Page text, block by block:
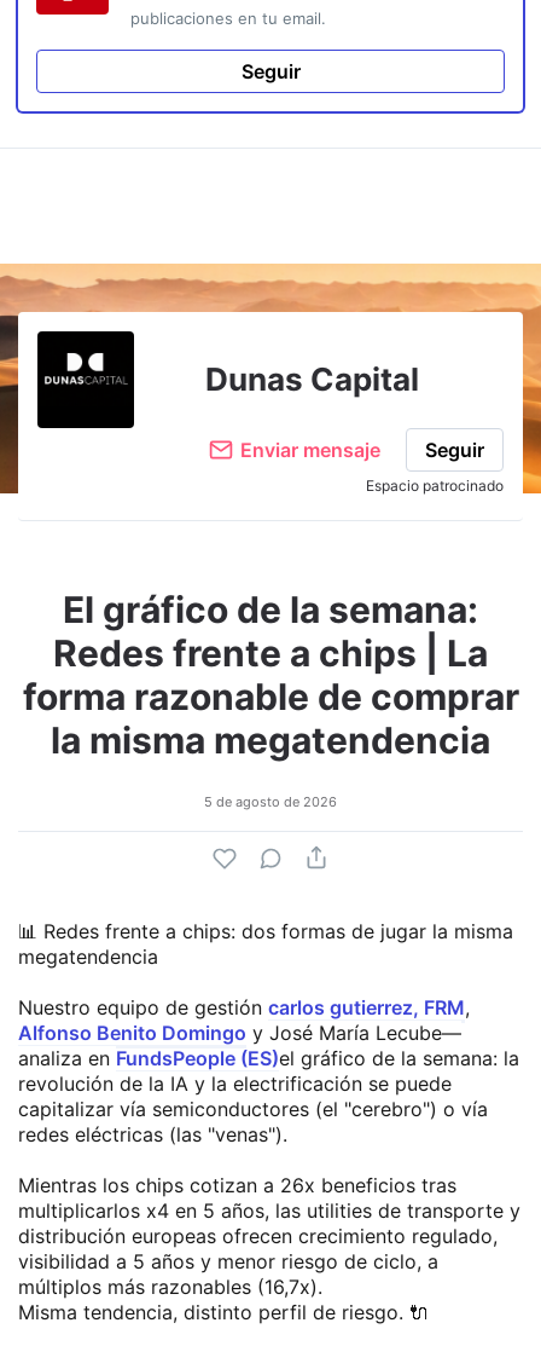
publicaciones en tu email.
Seguir
Dunas Capital
Enviar mensaje Seguir
Espacio patrocinado
El gráfico de la semana:
Redes frente a chips | La
forma razonable de comprar
la misma megatendencia
5 de agosto de 2026
📊 Redes frente a chips: dos formas de jugar la misma
megatendencia
Nuestro equipo de gestión carlos gutierrez, FRM,
Alfonso Benito Domingo y José María Lecube—
analiza en FundsPeople (ES)el gráfico de la semana: la
revolución de la IA y la electrificación se puede
capitalizar vía semiconductores (el "cerebro") o vía
redes eléctricas (las "venas").
Mientras los chips cotizan a 26x beneficios tras
multiplicarlos x4 en 5 años, las utilities de transporte y
distribución europeas ofrecen crecimiento regulado,
visibilidad a 5 años y menor riesgo de ciclo, a
múltiplos más razonables (16,7x).
Misma tendencia, distinto perfil de riesgo. 🔌